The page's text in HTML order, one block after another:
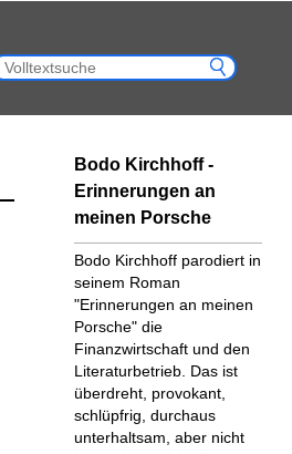
Bodo Kirchhoff -
Erinnerungen an
meinen Porsche
Bodo Kirchhoff parodiert in
seinem Roman
"Erinnerungen an meinen
Porsche" die
Finanzwirtschaft und den
Literaturbetrieb. Das ist
über­dreht, provokant,
schlüpfrig, durch­aus
unterhaltsam, aber nicht